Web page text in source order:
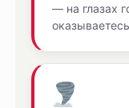
— на глазах